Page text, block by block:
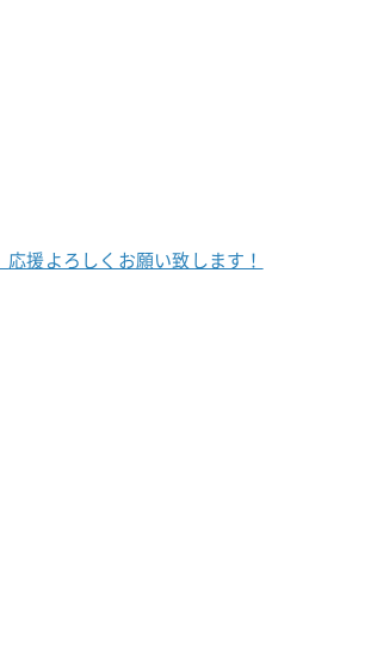
応援よろしくお願い致します！